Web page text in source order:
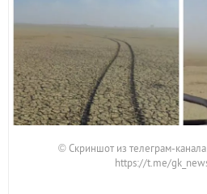
© Скриншот из телеграм-
https://t.me/